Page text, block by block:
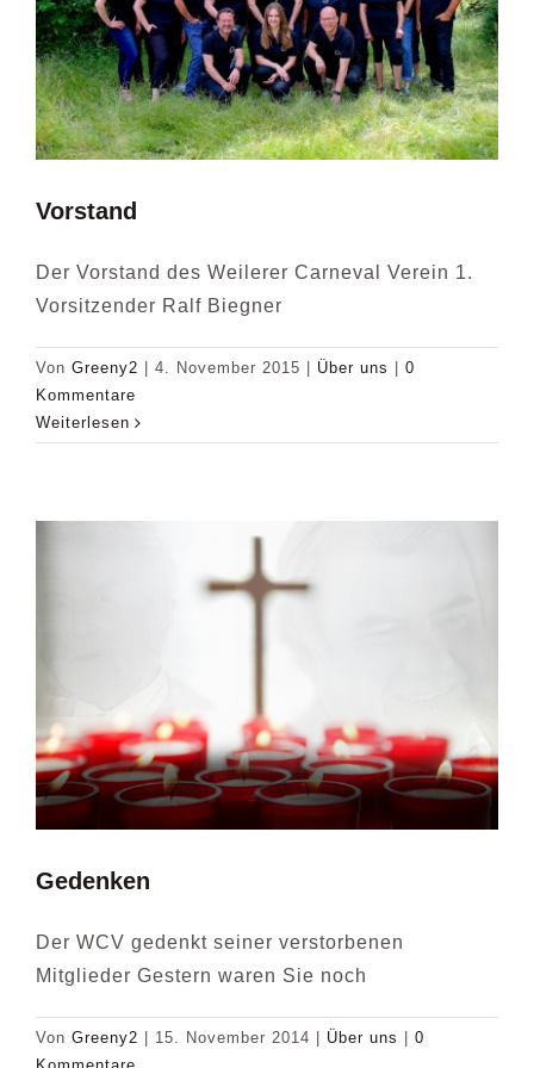
VERANSTALTUNGEN
DIE AKTIVEN
BILDER
Vorstand
Der Vorstand des Weilerer Carneval Verein 1.
Vorsitzender Ralf Biegner
Von Greeny2 4. November 2015 Über uns
0
Kommentare
Weiterlesen
Gedenken
Der WCV gedenkt seiner verstorbenen
Mitglieder Gestern waren Sie noch
Von Greeny2 | 15. November 2014 | Über uns | 0